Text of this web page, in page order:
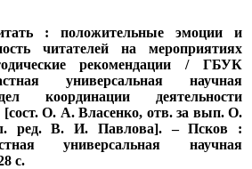
: положительные эмоции и
читателей на мероприятиях
рекомендации / ГБУК
универсальная научная
координации деятельности
[сост. О. А. Власенко, отв. за вып. О.
ред. В. И. Павлова]. – Псков :
универсальная научная
с.